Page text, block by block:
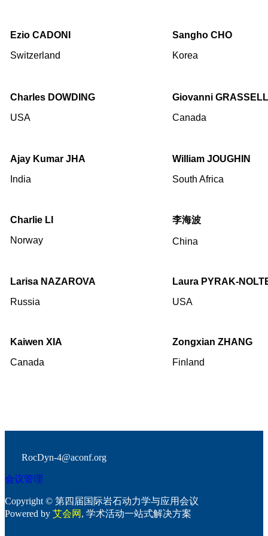
Ezio CADONI
Switzerland
Sangho CHO
Korea
Charles DOWDING
USA
Giovanni
Canada
Ajay Kumar JHA
India
William JOUGHIN
South Africa
Charlie LI
Norway
李海波
China
Larisa NAZAROVA
Russia
Laura PYRAK-
USA
Kaiwen XIA
Canada
Zongxian ZHANG
Finland
RocDyn-4@aconf.org
会议管理
Copyright © 第四届国际岩石动力学与应用会议
Powered by 艾会网 , 学术活动一站式解决方案